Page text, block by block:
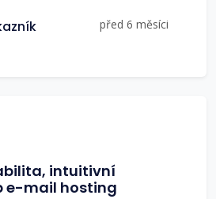
před 6 měsíci
intuitivní
e-mail hosting